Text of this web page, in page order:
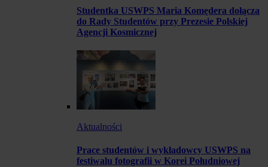
Studentka USWPS Maria Komędera dołącza
do Rady Studentów przy Prezesie Polskiej
Agencji Kosmicznej
Aktualności
Prace studentów i wykładowcy USWPS na
festiwalu fotografii w Korei Południowej